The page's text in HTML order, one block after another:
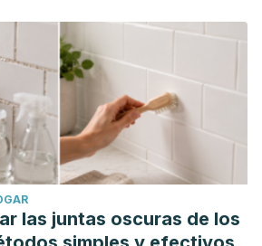
las juntas oscuras de los